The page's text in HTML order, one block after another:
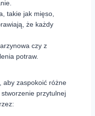
takie jak mięso,
że każdy
czy z
potraw.
aby zaspokoić różne
przytulnej